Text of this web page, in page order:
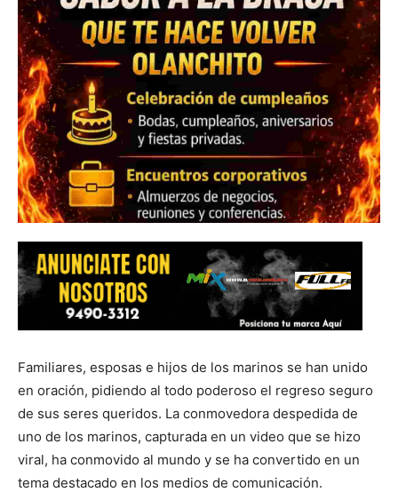
Familiares, esposas e hijos de los marinos se han unido
en oración, pidiendo al todo poderoso el regreso seguro
de sus seres queridos. La conmovedora despedida de
uno de los marinos, capturada en un video que se hizo
viral, ha conmovido al mundo y se ha convertido en un
tema destacado en los medios de comunicación.